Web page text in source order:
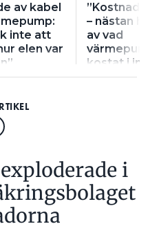
av kabel
inte att
elen var
– nästan
av vad
kostat i
i